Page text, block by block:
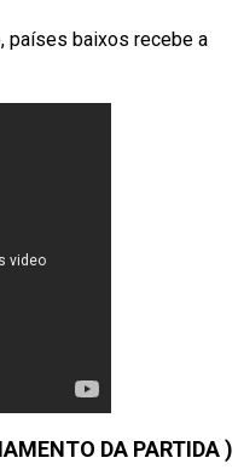
países baixos recebe a
DA PARTIDA )